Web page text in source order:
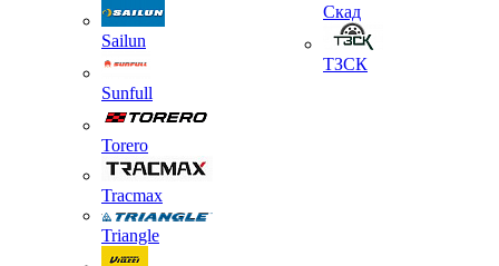
Sailun
Sunfull
Torero
Tracmax
Triangle
Скад
ТЗСК